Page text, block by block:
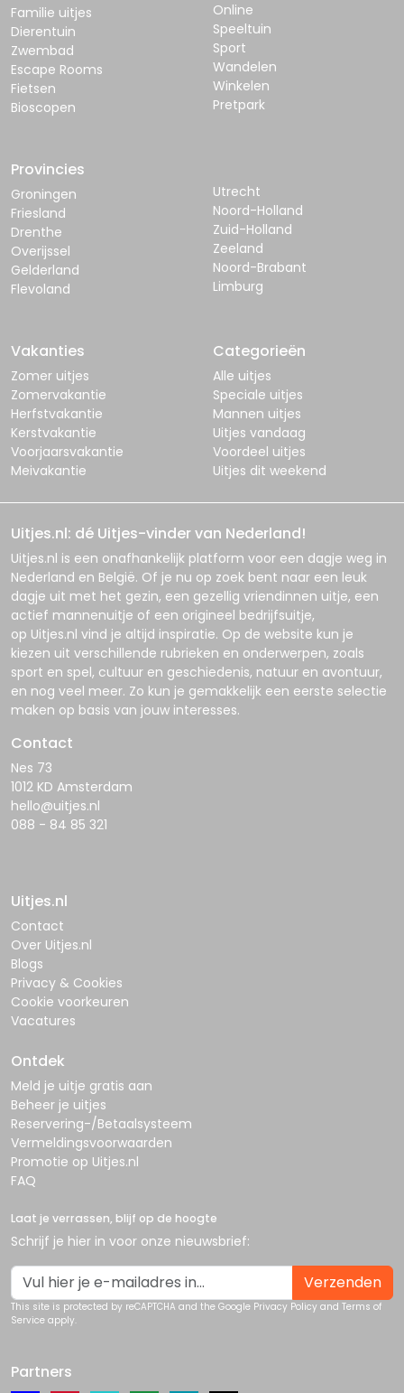
Familie uitjes
Dierentuin
Zwembad
Escape Rooms
Fietsen
Bioscopen
Online
Speeltuin
Sport
Wandelen
Winkelen
Pretpark
Provincies
Groningen
Friesland
Drenthe
Overijssel
Gelderland
Flevoland
Utrecht
Noord-Holland
Zuid-Holland
Zeeland
Noord-Brabant
Limburg
Vakanties
Zomer uitjes
Zomervakantie
Herfstvakantie
Kerstvakantie
Voorjaarsvakantie
Meivakantie
Categorieën
Alle uitjes
Speciale uitjes
Mannen uitjes
Uitjes vandaag
Voordeel uitjes
Uitjes dit weekend
Uitjes.nl: dé Uitjes-vinder van Nederland!
Uitjes.nl is een onafhankelijk platform voor een dagje weg in
Nederland en België. Of je nu op zoek bent naar een leuk
dagje uit met het gezin, een gezellig vriendinnen uitje, een
actief mannenuitje of een origineel bedrijfsuitje,
op Uitjes.nl vind je altijd inspiratie. Op de website kun je
kiezen uit verschillende rubrieken en onderwerpen, zoals
sport en spel, cultuur en geschiedenis, natuur en avontuur,
en nog veel meer. Zo kun je gemakkelijk een eerste selectie
maken op basis van jouw interesses.
Contact
Nes 73
1012 KD Amsterdam
hello@uitjes.nl
088 - 84 85 321
Uitjes.nl
Contact
Over Uitjes.nl
Blogs
Privacy & Cookies
Cookie voorkeuren
Vacatures
Ontdek
Meld je uitje gratis aan
Beheer je uitjes
Reservering-/Betaalsysteem
Vermeldingsvoorwaarden
Promotie op Uitjes.nl
FAQ
Laat je verrassen, blijf op de hoogte
Schrijf je hier in voor onze nieuwsbrief:
Verzenden
This site is protected by reCAPTCHA and the Google Privacy Policy and Terms of
Service apply.
Partners